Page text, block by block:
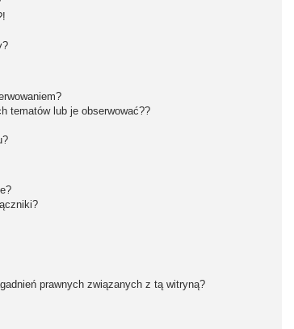
tematów lub je obserwować??
prawnych związanych z tą witryną?